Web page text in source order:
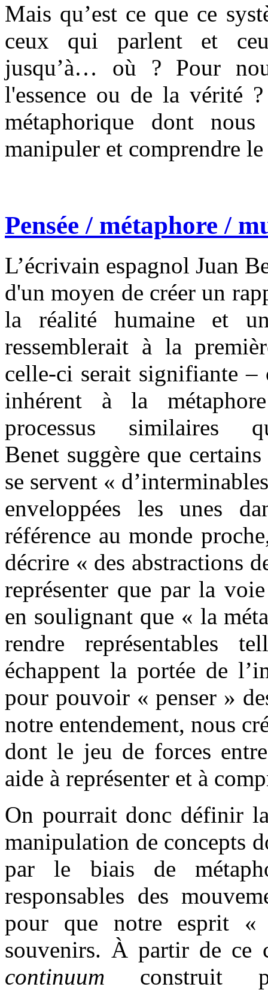
Mais qu’est ce que ce
ceux qui parlent et
jusqu’à… où ? Pour
l'essence ou de la vérité
métaphorique dont
manipuler et comprendre
Pensée / métaphore /
L’écrivain espagnol Juan
d'un moyen de créer un
la réalité humaine et
ressemblerait à la
celle-ci serait signifiante –
inhérent à la
processus
Benet suggère que
se servent «
enveloppées les unes
référence au monde
décrire « des abstractions
représenter que par la
en soulignant que « la
rendre représentables
échappent la portée de
pour pouvoir « penser »
notre entendement, nous
dont le jeu de forces
aide à représenter et à
On pourrait donc définir
manipulation de concepts
par le biais de
responsables des
pour que notre esprit «
souvenirs. À partir de ce
continuum construit